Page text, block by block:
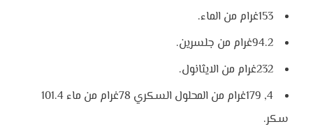
153غرام من الماء.
94.2غرام من جلسرين.
232غرام من الايثانول.
179 ,4غرام من المحلول السكري 78غرام من ماء 101.4
سكر.